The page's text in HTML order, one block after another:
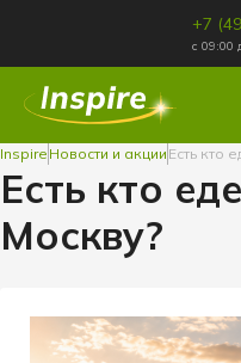
+7
с 09:00
Inspire Новости и акции Есть кто
Есть кто
Москву?